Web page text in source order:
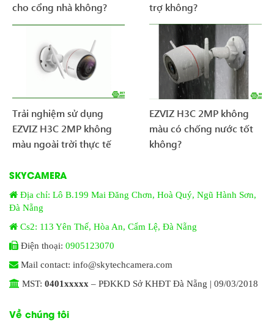
cho cổng nhà không?
trợ không?
Trải nghiệm sử dụng
EZVIZ H3C 2MP không
màu ngoài trời thực tế
EZVIZ H3C 2MP không
màu có chống nước tốt
không?
SKYCAMERA
Địa chỉ: Lô B.199 Mai Đăng Chơn, Hoà Quý, Ngũ Hành Sơn,
Đà Nẵng
Cs2: 113 Yên Thế, Hòa An, Cẩm Lệ, Đà Nẵng
Điện thoại: 0905123070
Mail contact: info@skytechcamera.com
MST: 0401xxxxx – PĐKKD Sở KHĐT Đà Nẵng | 09/03/2018
Về chúng tôi